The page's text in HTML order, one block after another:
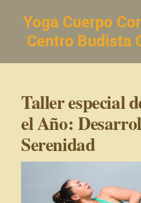
contenido
Taller especial
el Año:
Serenidad